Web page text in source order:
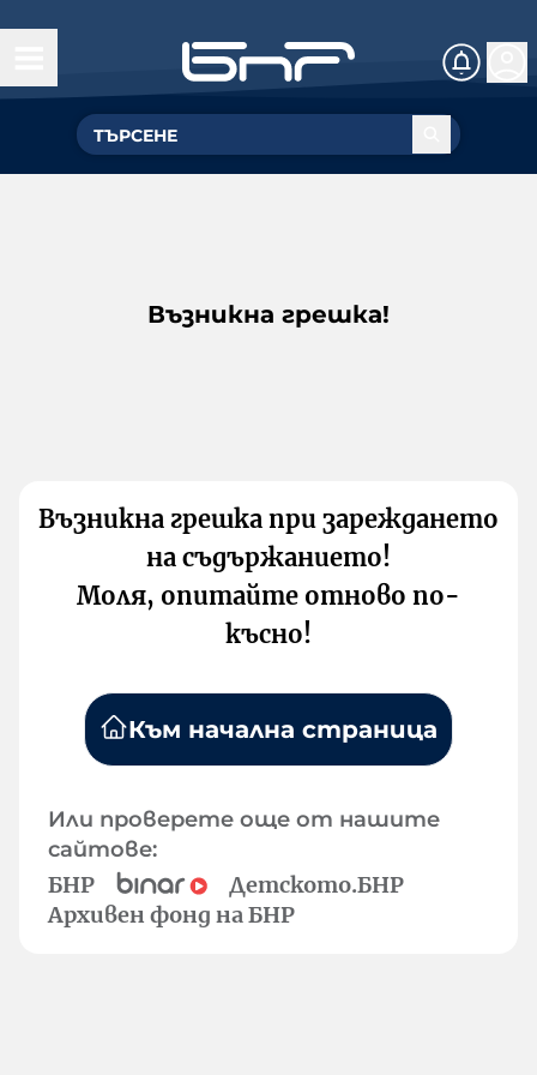
Възникна грешка!
Възникна грешка при зареждането
на съдържанието!
Моля, опитайте отново по-
късно!
Към начална страница
Или проверете още от нашите
сайтове:
БНР
Детското.БНР
Архивен фонд на БНР